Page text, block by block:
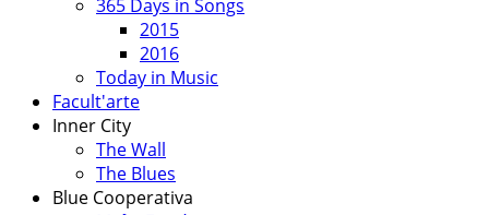
365 Days in Songs
2015
2016
Today in Music
Facult'arte
Inner City
The Wall
The Blues
Blue Cooperativa